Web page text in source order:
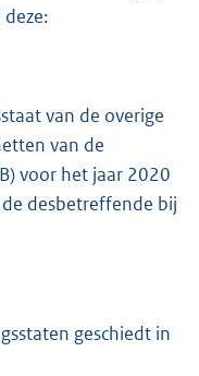
van de overige
van de
voor het jaar 2020
desbetreffende bij
geschiedt in